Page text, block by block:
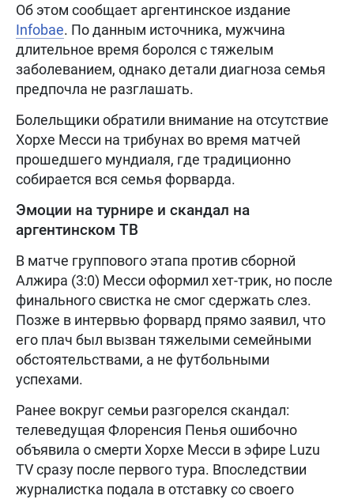
Об этом сообщает аргентинское издание
Infobae. По данным источника, мужчина
длительное время боролся с тяжелым
заболеванием, однако детали диагноза семья
предпочла не разглашать.
Болельщики обратили внимание на отсутствие
Хорхе Месси на трибунах во время матчей
прошедшего мундиаля, где традиционно
собирается вся семья форварда.
Эмоции на турнире и скандал на
аргентинском ТВ
В матче группового этапа против сборной
Алжира (3:0) Месси оформил хет-трик, но после
финального свистка не смог сдержать слез.
Позже в интервью форвард прямо заявил, что
его плач был вызван тяжелыми семейными
обстоятельствами, а не футбольными
успехами.
Ранее вокруг семьи разгорелся скандал:
телеведущая Флоренсия Пенья ошибочно
объявила о смерти Хорхе Месси в эфире Luzu
TV сразу после первого тура. Впоследствии
журналистка подала в отставку со своего